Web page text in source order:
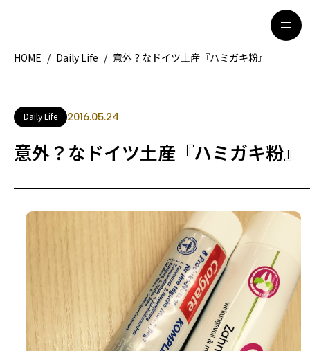
HOME
地域別ガイド
観光ガイド
留学＆キャリア
ライフスタイル
著者一覧
HOME / Daily Life / 意外？なドイツ土産『ハミガキ粉』
Daily Life 2016.05.24
意外？なドイツ土産『ハミガキ粉』